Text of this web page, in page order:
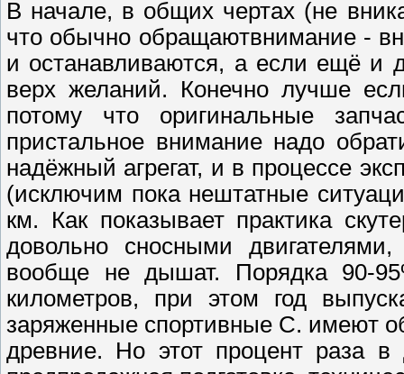
В начале, в общих чертах (не
что обычно обращаютвнимание -
и останавливаются, а если ещё и
верх желаний. Конечно лучше
потому что оригинальные
пристальное внимание надо
надёжный агрегат, и в процессе
(исключим пока нештатные
км. Как показывает практика
довольно сносными
вообще не дышат. Порядка 90-
километров, при этом год
заряженные спортивные С. имеют
древние. Но этот процент раза